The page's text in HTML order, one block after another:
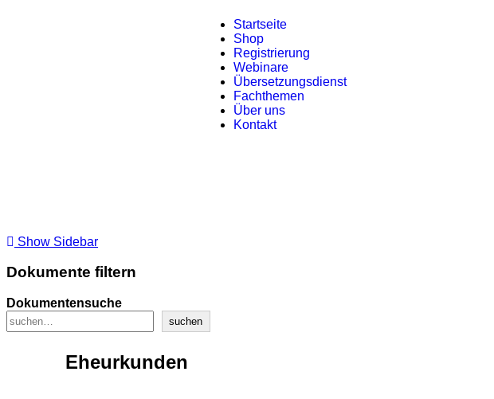
Startseite
Shop
Registrierung
Webinare
Übersetzungsdienst
Fachthemen
Über uns
Kontakt
Show Sidebar
Dokumente filtern
Dokumentensuche
suchen
Eheurkunden